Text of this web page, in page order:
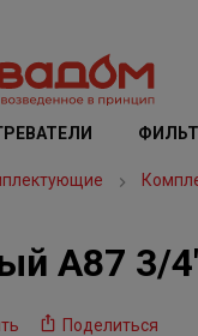
A87 3/
Поделиться